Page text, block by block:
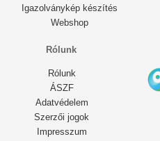
Igazolványkép készítés
Webshop
Rólunk
Rólunk
ÁSZF
Adatvédelem
Szerzői jogok
Impresszum